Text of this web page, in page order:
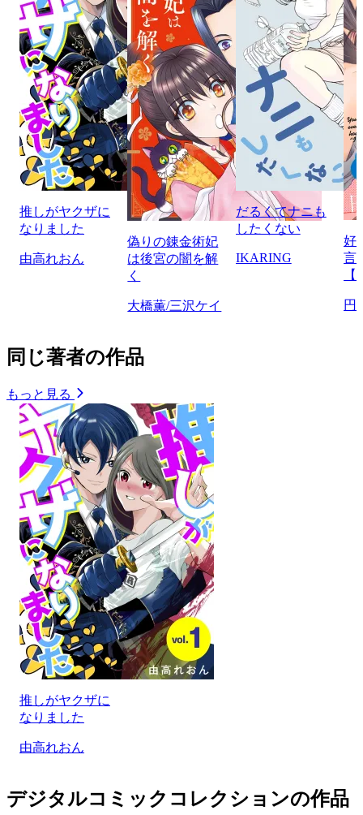
推しがヤクザに
なりました
由高れおん
偽りの錬金術妃
は後宮の闇を解
く
大橋薫/三沢ケイ
だるくてナニも
したくない
IKARING
好
言
円
同じ著者の作品
もっと見る
推しがヤクザに
なりました
由高れおん
デジタルコミックコレクションの作品